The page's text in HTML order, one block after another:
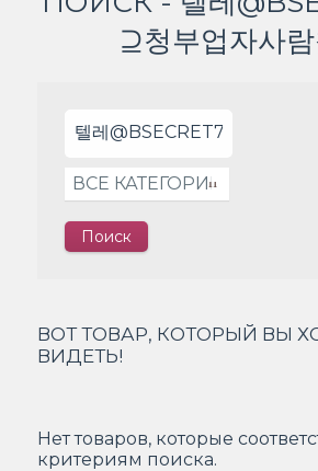
⊇청부업자사람
ВОТ ТОВАР, КОТОРЫЙ ВЫ
ВИДЕТЬ!
Нет товаров, которые
критериям поиска.